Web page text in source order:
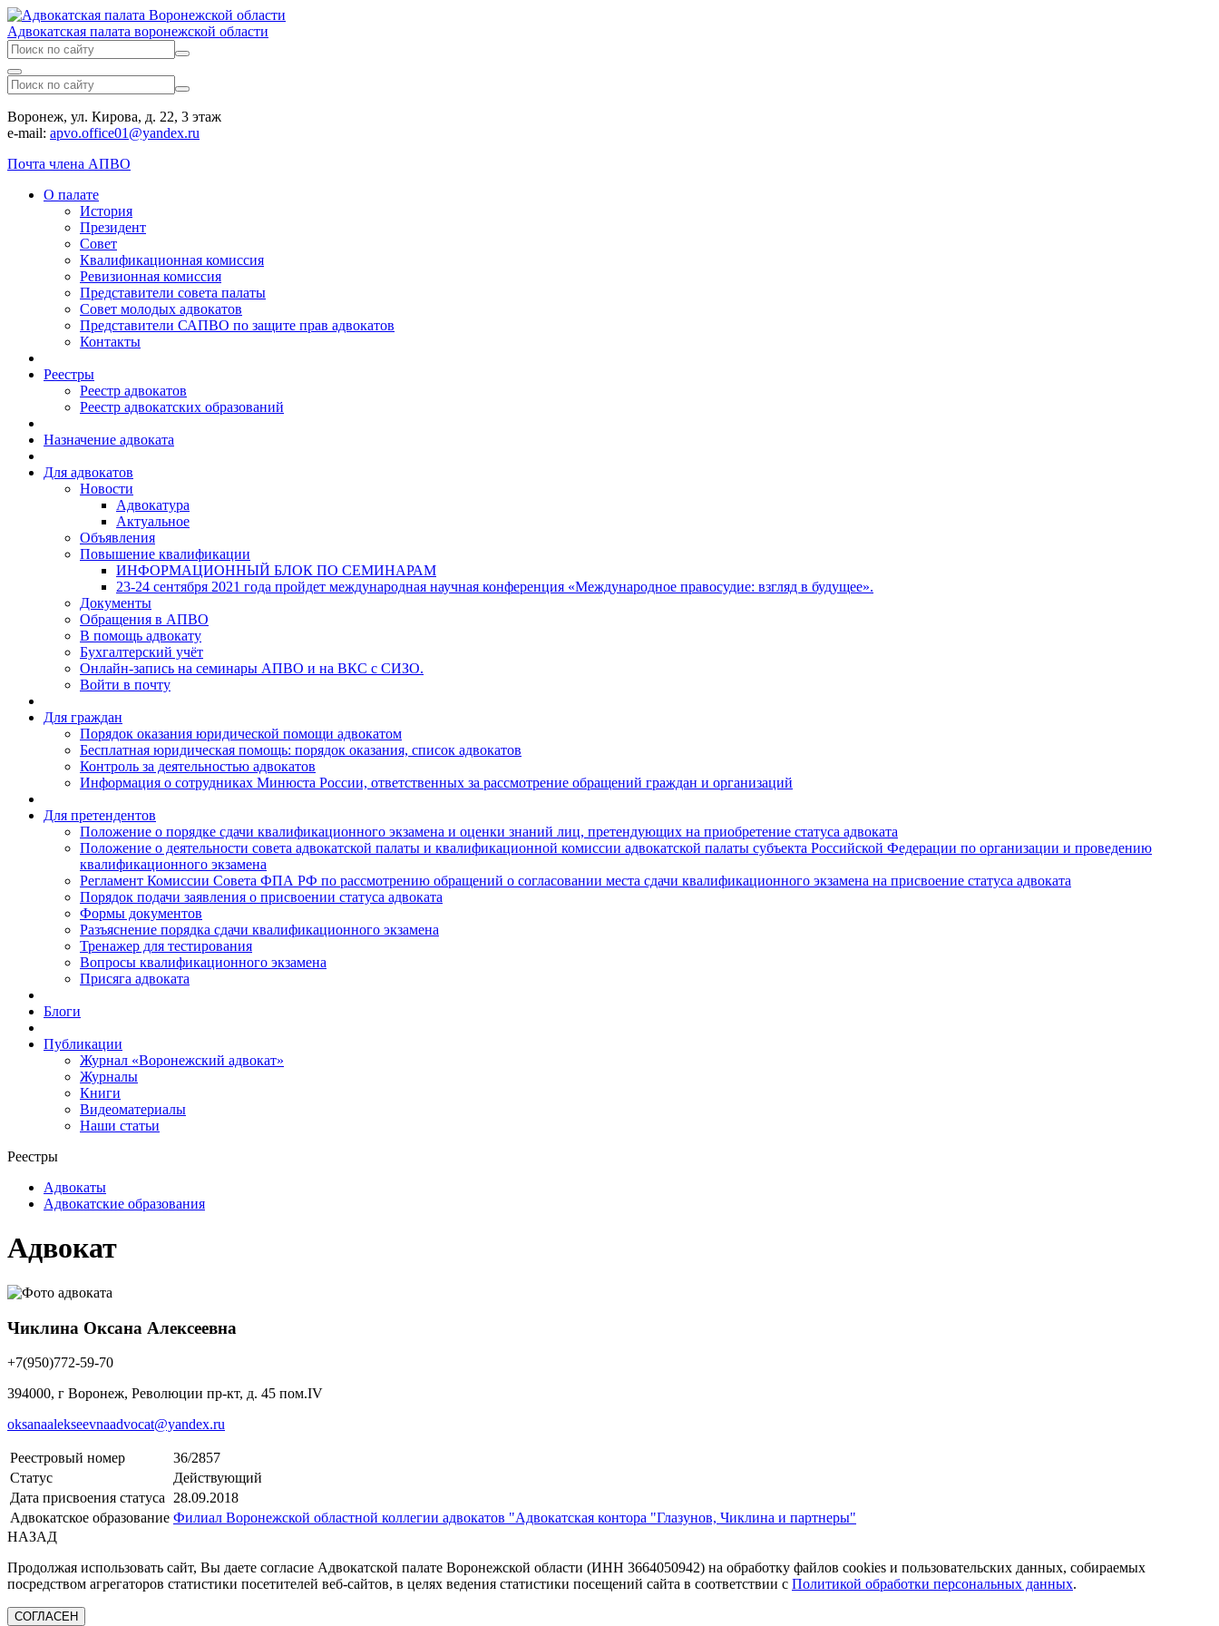
Адвокатская палата воронежской области
Воронеж, ул. Кирова, д. 22, 3 этаж
e-mail: apvo.office01@yandex.ru
Почта члена АПВО
О палате
История
Президент
Совет
Квалификационная комиссия
Ревизионная комиссия
Представители совета палаты
Совет молодых адвокатов
Представители САПВО по защите прав адвокатов
Контакты
Реестры
Реестр адвокатов
Реестр адвокатских образований
Назначение адвоката
Для адвокатов
Новости
Адвокатура
Актуальное
Объявления
Повышение квалификации
ИНФОРМАЦИОННЫЙ БЛОК ПО СЕМИНАРАМ
23-24 сентября 2021 года пройдет международная научная конференция «Международное правосудие: взгляд в будущее».
Документы
Обращения в АПВО
В помощь адвокату
Бухгалтерский учёт
Онлайн-запись на семинары АПВО и на ВКС с СИЗО.
Войти в почту
Для граждан
Порядок оказания юридической помощи адвокатом
Бесплатная юридическая помощь: порядок оказания, список адвокатов
Контроль за деятельностью адвокатов
Информация о сотрудниках Минюста России, ответственных за рассмотрение обращений граждан и организаций
Для претендентов
Положение о порядке сдачи квалификационного экзамена и оценки знаний лиц, претендующих на приобретение статуса адвоката
Положение о деятельности совета адвокатской палаты и квалификационной комиссии адвокатской палаты субъекта Российской Федерации по организации и проведению
квалификационного экзамена
Регламент Комиссии Совета ФПА РФ по рассмотрению обращений о согласовании места сдачи квалификационного экзамена на присвоение статуса адвоката
Порядок подачи заявления о присвоении статуса адвоката
Формы документов
Разъяснение порядка сдачи квалификационного экзамена
Тренажер для тестирования
Вопросы квалификационного экзамена
Присяга адвоката
Блоги
Публикации
Журнал «Воронежский адвокат»
Журналы
Книги
Видеоматериалы
Наши статьи
Реестры
Адвокаты
Адвокатские образования
Адвокат
Чиклина Оксана Алексеевна
+7(950)772-59-70
394000, г Воронеж, Революции пр-кт, д. 45 пом.IV
oksanaalekseevnaadvocat@yandex.ru
Реестровый номер
36/2857
Статус
Действующий
Дата присвоения статуса
28.09.2018
Адвокатское образование Филиал Воронежской областной коллегии адвокатов "Адвокатская контора "Глазунов, Чиклина и партнеры"
НАЗАД
Продолжая использовать сайт, Вы даете согласие Адвокатской палате Воронежской области (ИНН 3664050942) на обработку файлов cookies и пользовательских данных, собираемых
посредством агрегаторов статистики посетителей веб-сайтов, в целях ведения статистики посещений сайта в соответствии с Политикой обработки персональных данных.
СОГЛАСЕН